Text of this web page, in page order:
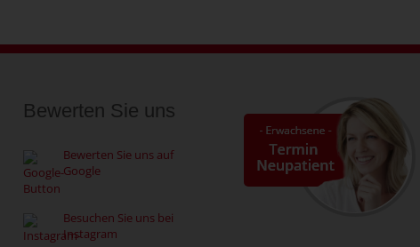
Bewerten Sie uns
Bewerten Sie uns auf
Google
Besuchen Sie uns bei
Instagram